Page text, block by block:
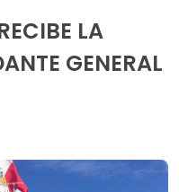
LA
GENERAL